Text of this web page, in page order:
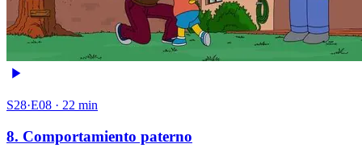
S28·E08 · 22 min
8. Comportamiento paterno